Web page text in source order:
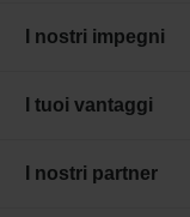
I nostri impegni
I tuoi vantaggi
I nostri partner